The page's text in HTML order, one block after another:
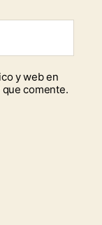
y web en
comente.